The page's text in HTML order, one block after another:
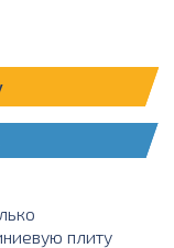
плиту